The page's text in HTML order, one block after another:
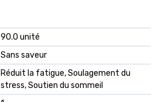
90.0 unité
Sans saveur
Réduit la fatigue, Soulagement du
stress, Soutien du sommeil